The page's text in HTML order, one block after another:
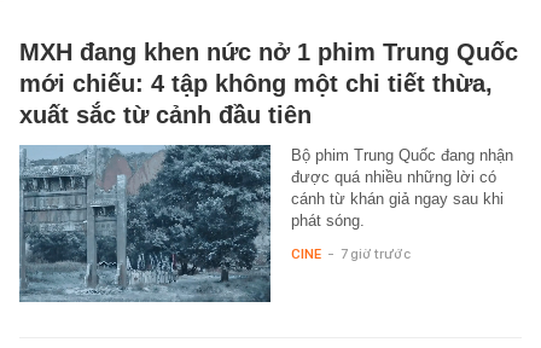
MXH đang khen nức nở 1 phim Trung Quốc
mới chiếu: 4 tập không một chi tiết thừa,
xuất sắc từ cảnh đầu tiên
Bộ phim Trung Quốc đang nhận
được quá nhiều những lời có
cánh từ khán giả ngay sau khi
phát sóng.
CINE - 7 giờ trước